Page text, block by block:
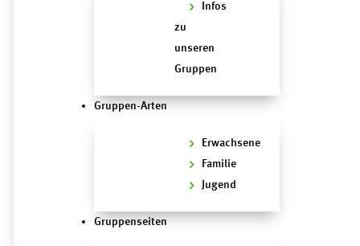
Infos
zu
unseren
Gruppen
Gruppen-Arten
Erwachsene
Familie
Jugend
Gruppenseiten